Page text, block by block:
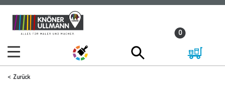
Zum
Inhalt
Zum
Navigationsmenü
0
Zurück